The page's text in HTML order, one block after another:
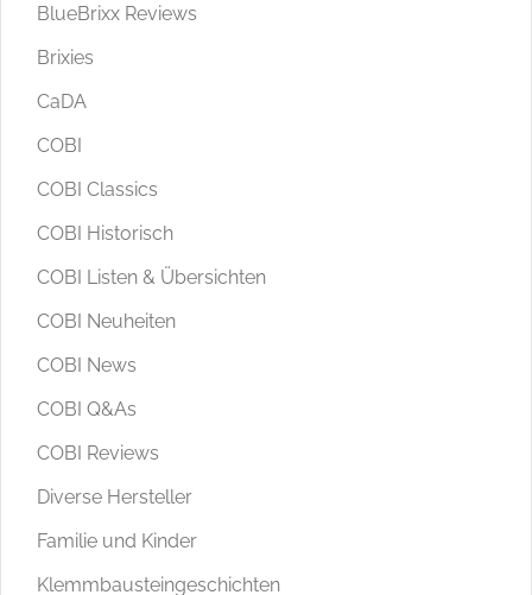
BlueBrixx Reviews
Brixies
CaDA
COBI
COBI Classics
COBI Historisch
COBI Listen & Übersichten
COBI Neuheiten
COBI News
COBI Q&As
COBI Reviews
Diverse Hersteller
Familie und Kinder
Klemmbausteingeschichten